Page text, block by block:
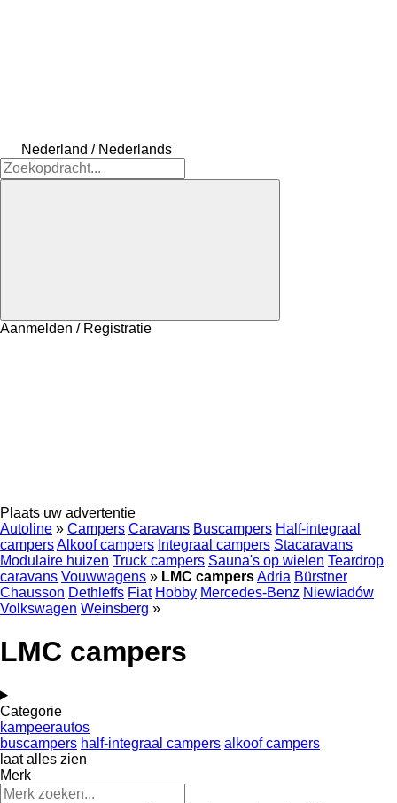
Nederland / Nederlands
Aanmelden / Registratie
Plaats uw advertentie
Autoline » Campers Caravans Buscampers Half-integraal
campersAlkoof campers Integraal campers Stacaravans
Modulaire huizen Truck campers Sauna's op wielen Teardrop
caravans Vouwwagens » LMC campersAdria Bürstner
Chausson Dethleffs Fiat Hobby Mercedes-Benz Niewiadów
Volkswagen Weinsberg »
LMC campers
Categorie
kampeerautos
buscampers half-integraal campers alkoof campers
laat alles zien
Merk